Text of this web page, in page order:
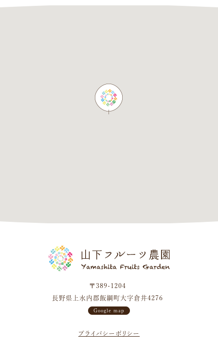
〒389-1204
長野県上水内郡飯綱町大字倉井4276
Google map
プライバシーポリシー